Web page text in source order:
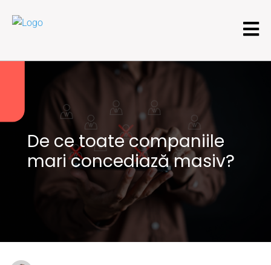
De ce toate companiile
mari concediază masiv?